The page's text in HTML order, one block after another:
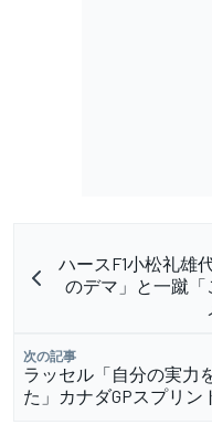
ハースF1小松礼雄
のデマ」と一蹴
次の記事
ラッセル「自分の実力
た」カナダGPスプリ